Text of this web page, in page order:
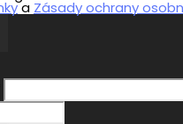
a Zásady ochrany